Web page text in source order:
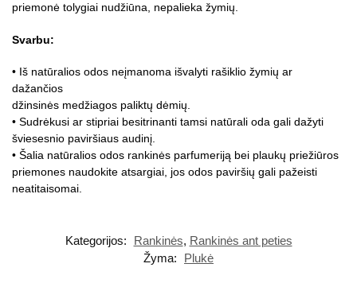
priemonė tolygiai nudžiūna, nepalieka žymių.
Svarbu:
• Iš natūralios odos neįmanoma išvalyti rašiklio žymių ar
dažančios
džinsinės medžiagos paliktų dėmių.
• Sudrėkusi ar stipriai besitrinanti tamsi natūrali oda gali dažyti
šviesesnio paviršiaus audinį.
• Šalia natūralios odos rankinės parfumeriją bei plaukų priežiūros
priemones naudokite atsargiai, jos odos paviršių gali pažeisti
neatitaisomai.
Kategorijos: Rankinės, Rankinės ant peties
Žyma:
Plukė